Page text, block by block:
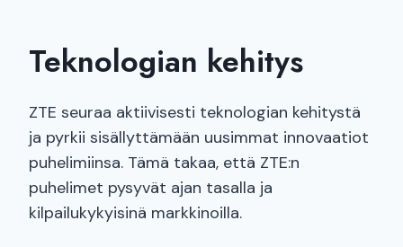
Teknologian kehitys
ZTE seuraa aktiivisesti teknologian kehitystä
ja pyrkii sisällyttämään uusimmat innovaatiot
puhelimiinsa. Tämä takaa, että ZTE:n
puhelimet pysyvät ajan tasalla ja
kilpailukykyisinä markkinoilla.